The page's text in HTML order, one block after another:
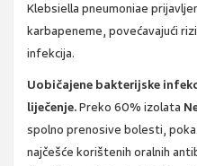
Klebsiella pneumoniae
karbapeneme, povećavajući
infekcija.
Uobičajene bakterijske
liječenje.Preko 60% izolata
spolno prenosive bolesti,
najčešće korištenih oralnih